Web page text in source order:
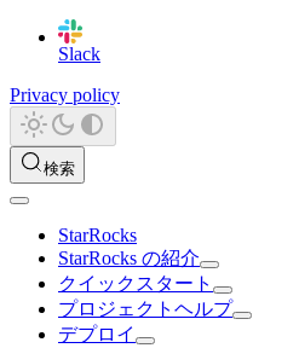
Slack
Privacy policy
検索
StarRocks
StarRocks の紹介
クイックスタート
プロジェクトヘルプ
デプロイ